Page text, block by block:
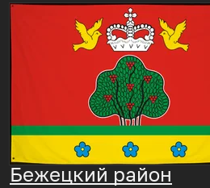
Бежецкий район